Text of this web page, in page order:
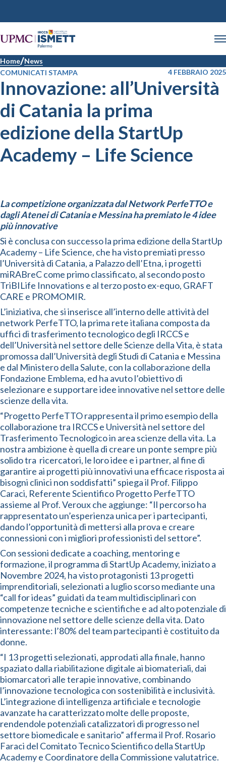
Home News
COMUNICATI STAMPA
4 FEBBRAIO 2025
Innovazione: all’Università
di Catania la prima
edizione della StartUp
Academy – Life Science
La competizione organizzata dal Network PerfeTTO e
dagli Atenei di Catania e Messina ha premiato le 4 idee
più innovative
Si è conclusa con successo la prima edizione della StartUp
Academy – Life Science, che ha visto premiati presso
l’Università di Catania, a Palazzo dell’Etna, i progetti
miRABreC come primo classificato, al secondo posto
TriBILife Innovations e al terzo posto ex-equo, GRAFT
CARE e PROMOMIR.
L’iniziativa, che si inserisce all’interno delle attività del
network PerfeTTO, la prima rete italiana composta da
uffici di trasferimento tecnologico degli IRCCS e
dell’Università nel settore delle Scienze della Vita, è stata
promossa dall’Università degli Studi di Catania e Messina
e dal Ministero della Salute, con la collaborazione della
Fondazione Emblema, ed ha avuto l’obiettivo di
selezionare e supportare idee innovative nel settore delle
scienze della vita.
“Progetto PerfeTTO rappresenta il primo esempio della
collaborazione tra IRCCS e Università nel settore del
Trasferimento Tecnologico in area scienze della vita. La
nostra ambizione è quella di creare un ponte sempre più
solido tra ricercatori, le loro idee e i partner, al fine di
garantire ai progetti più innovativi una efficace risposta ai
bisogni clinici non soddisfatti” spiega il Prof. Filippo
Caraci, Referente Scientifico Progetto PerfeTTO
assieme al Prof. Veroux che aggiunge: “Il percorso ha
rappresentato un’esperienza unica per i partecipanti,
dando l’opportunità di mettersi alla prova e creare
connessioni con i migliori professionisti del settore”.
Con sessioni dedicate a coaching, mentoring e
formazione, il programma di StartUp Academy, iniziato a
Novembre 2024, ha visto protagonisti 13 progetti
imprenditoriali, selezionati a luglio scorso mediante una
“call for ideas” guidati da team multidisciplinari con
competenze tecniche e scientifiche e ad alto potenziale di
innovazione nel settore delle scienze della vita. Dato
interessante: l’80% del team partecipanti è costituito da
donne.
“I 13 progetti selezionati, approdati alla finale, hanno
spaziato dalla riabilitazione digitale ai biomateriali, dai
biomarcatori alle terapie innovative, combinando
l’innovazione tecnologica con sostenibilità e inclusività.
L’integrazione di intelligenza artificiale e tecnologie
avanzate ha caratterizzato molte delle proposte,
rendendole potenziali catalizzatori di progresso nel
settore biomedicale e sanitario” afferma il Prof. Rosario
Faraci del Comitato Tecnico Scientifico della StartUp
Academy e Coordinatore della Commissione valutatrice.